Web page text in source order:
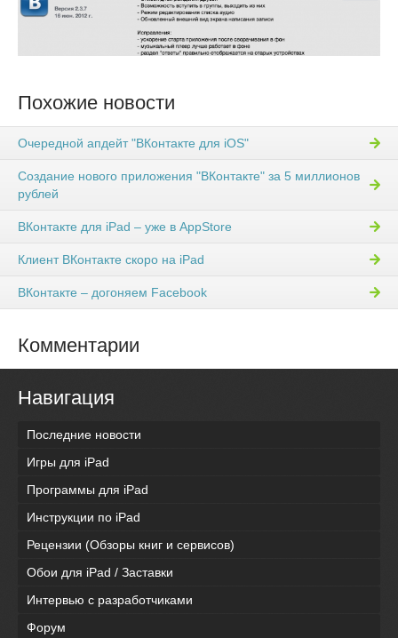
Похожие новости
Очередной апдейт "ВКонтакте для iOS"
Создание нового приложения "ВКонтакте" за 5 миллионов
рублей
ВКонтакте для iPad – уже в AppStore
Клиент ВКонтакте скоро на iPad
ВКонтакте – догоняем Facebook
Комментарии
Навигация
Последние новости
Игры для iPad
Программы для iPad
Инструкции по iPad
Рецензии (Обзоры книг и сервисов)
Обои для iPad / Заставки
Интервью с разработчиками
Форум